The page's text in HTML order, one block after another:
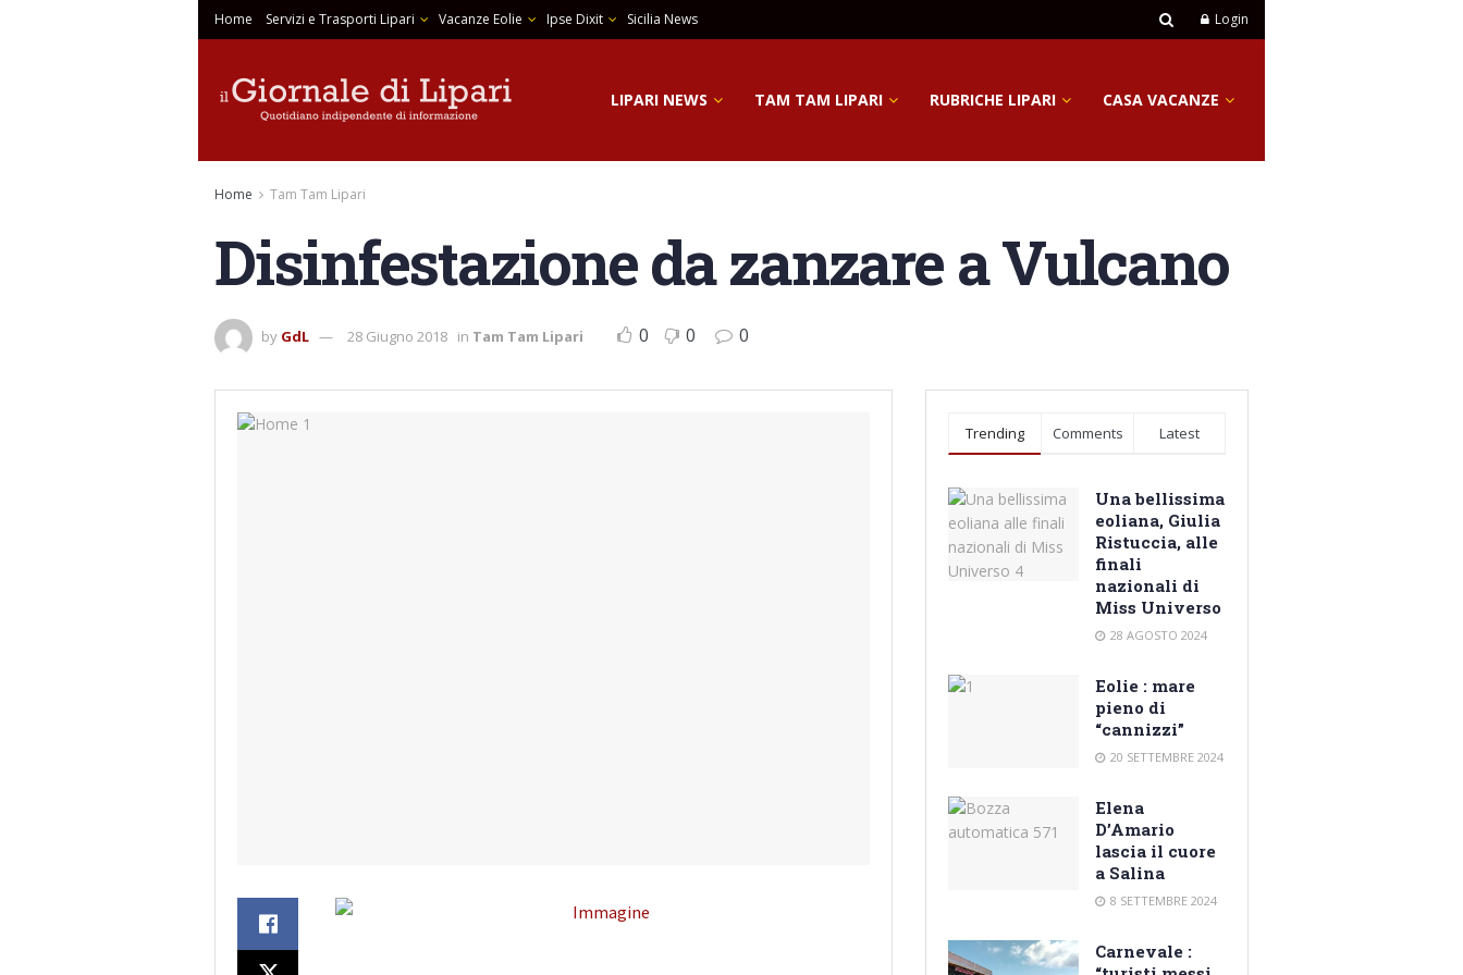
Home Servizi e Trasporti Lipari Vacanze Eolie Ipse Dixit Sicilia News Login
LIPARI NEWS TAM TAM LIPARI RUBRICHE LIPARI CASA VACANZE
Home Tam Tam Lipari
Disinfestazione da zanzare a Vulcano
by GdL 28 Giugno 2018 in Tam Tam Lipari 0 0 0
Trending Comments Latest
Una bellissima
eoliana, Giulia
Ristuccia, alle
finali
nazionali di
Miss Universo
28 AGOSTO 2024
Eolie : mare
pieno di
“cannizzi”
20 SETTEMBRE 2024
Elena
D’Amario
lascia il cuore
a Salina
8 SETTEMBRE 2024
Carnevale :